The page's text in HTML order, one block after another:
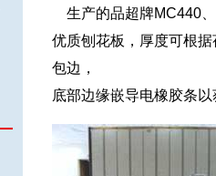
生产的品超牌MC440
优质刨花板，厚度可根
包边，
底部边缘嵌导电橡胶条以